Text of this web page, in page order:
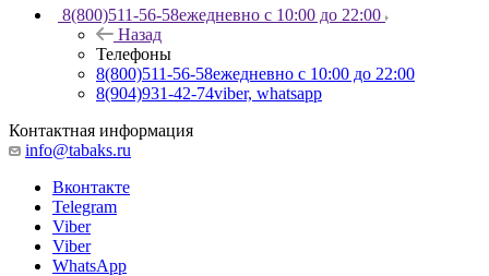
8(800)511-56-58ежедневно с 10:00 до 22:00
Назад
Телефоны
8(800)511-56-58ежедневно с 10:00 до 22:00
8(904)931-42-74viber, whatsapp
Контактная информация
info@tabaks.ru
Вконтакте
Telegram
Viber
Viber
WhatsApp